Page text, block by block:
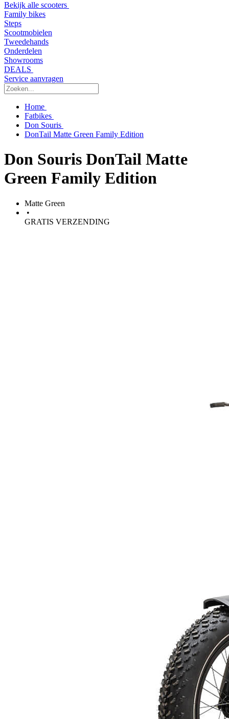
Bekijk alle scooters
Family bikes
Steps
Scootmobielen
Tweedehands
Onderdelen
Showrooms
DEALS
Service aanvragen
Home
Fatbikes
Don Souris
DonTail Matte Green Family Edition
Don Souris DonTail Matte
Green Family Edition
Matte Green
•
GRATIS VERZENDING